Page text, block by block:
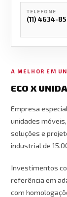
TELEFONE
(11) 4634-
A MELHOR EM
ECO X
Empresa
unidades
soluções e
industrial de
Investimentos
referência em
com